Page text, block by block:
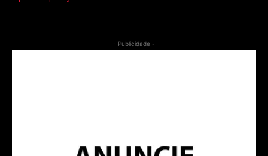
- Publicidade -